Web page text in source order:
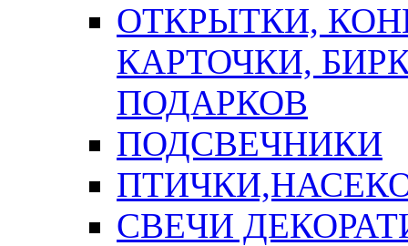
ОТКРЫТКИ,
КАРТОЧКИ,
ПОДАРКОВ
ПОДСВЕЧНИКИ
СВЕЧИ